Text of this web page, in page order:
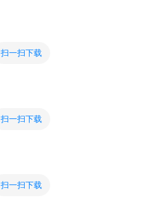
扫一扫下载
扫一扫下载
扫一扫下载